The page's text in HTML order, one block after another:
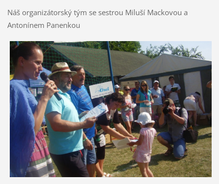
Náš organizátorský tým se sestrou Miluší Mackovou a
Antonínem Panenkou